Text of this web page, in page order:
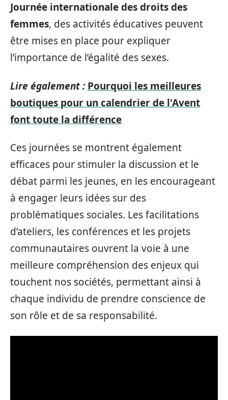
Journée internationale des droits des
femmes, des activités éducatives peuvent
être mises en place pour expliquer
l’importance de l’égalité des sexes.
Lire également : Pourquoi les meilleures
boutiques pour un calendrier de l'Avent
font toute la différence
Ces journées se montrent également
efficaces pour stimuler la discussion et le
débat parmi les jeunes, en les encourageant
à engager leurs idées sur des
problématiques sociales. Les facilitations
d’ateliers, les conférences et les projets
communautaires ouvrent la voie à une
meilleure compréhension des enjeux qui
touchent nos sociétés, permettant ainsi à
chaque individu de prendre conscience de
son rôle et de sa responsabilité.